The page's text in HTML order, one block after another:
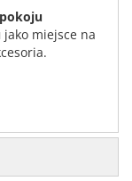
pokoju
jako miejsce na